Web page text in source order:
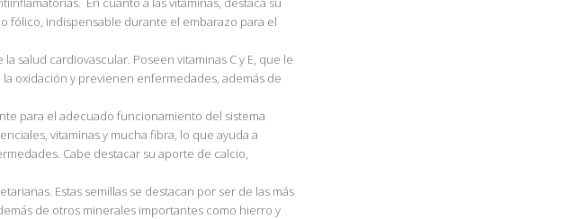
fólico, indispensable durante el embarazo para el
salud cardiovascular. Poseen vitaminas C y E, que le
oxidación y previenen enfermedades, además de
para el adecuado funcionamiento del sistema
vitaminas y mucha fibra, lo que ayuda a
Cabe destacar su aporte de calcio,
Estas semillas se destacan por ser de las más
de otros minerales importantes como hierro y